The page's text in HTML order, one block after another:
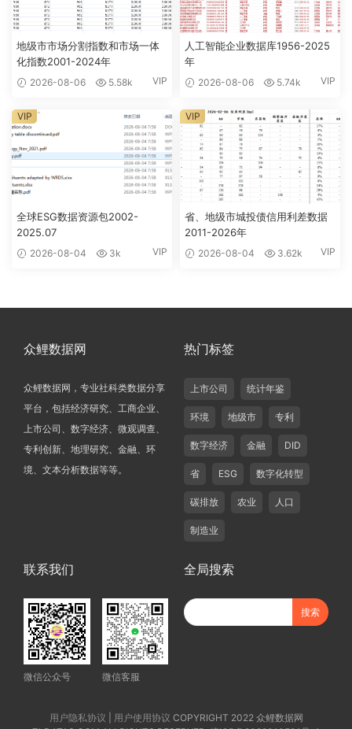
地级市市场分割指数和市场一体
化指数2001-2024年
2026-08-06 5.58k VIP
人工智能企业数据库1956-2025
年
2026-08-06 5.74k VIP
全球ESG数据资源包2002-
2025.07
2026-08-04 3k VIP
VIP
省、地级市城投债信用利差数据
2011-2026年
2026-08-04 3.62k VIP
VIP
众鲤数据网
众鲤数据网，专业社科类数据分享
平台，包括经济研究、工商企业、
上市公司、数字经济、微观调查、
专利创新、地理研究、金融、环
境、文本分析数据等等。
热门标签
上市公司 统计年鉴
环境 地级市 专利
数字经济 金融 DID
省 ESG 数字化转型
碳排放 农业 人口
制造业
联系我们
微信公众号 微信客服
全局搜索
用户隐私协议 用户使用协议 COPYRIGHT 2022 众鲤数据网